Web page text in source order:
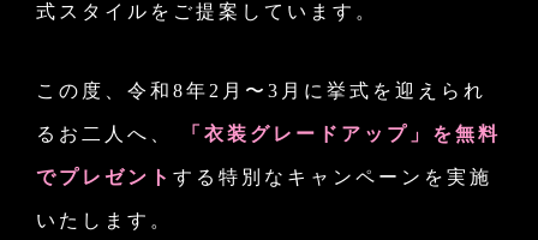
式スタイルをご提案しています。
この度、令和8年2月〜3月に挙式を迎えられ
るお二人へ、 「衣装グレードアップ」を無料
でプレゼント する特別なキャンペーンを実施
いたします。